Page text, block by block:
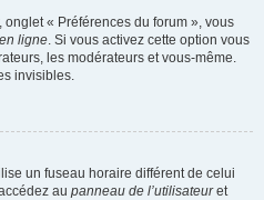
onglet « Préférences du forum », vous
ligne. Si vous activez cette option vous
les modérateurs et vous-même.
invisibles.
un fuseau horaire différent de celui
au panneau de l’utilisateuret